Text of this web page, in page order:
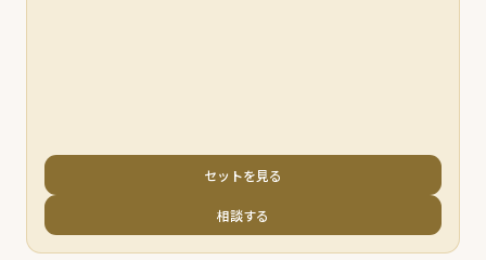
セットを見る
相談する